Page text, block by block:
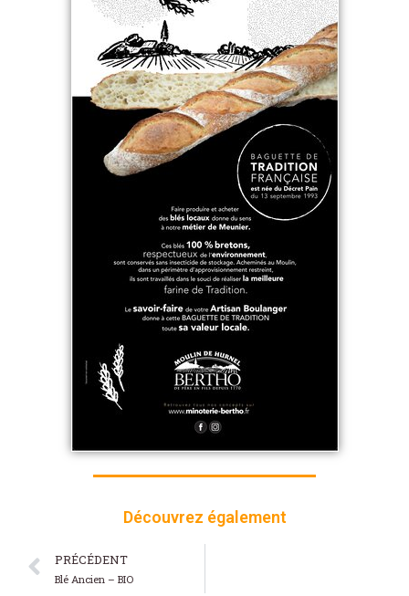
Découvrez également
PRÉCÉDENT
Blé Ancien – BIO